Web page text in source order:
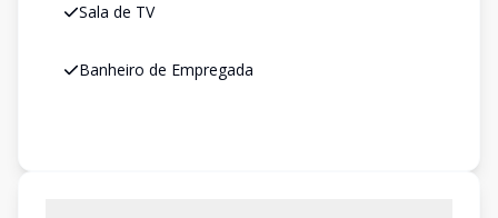
Sala de TV
Banheiro de Empregada